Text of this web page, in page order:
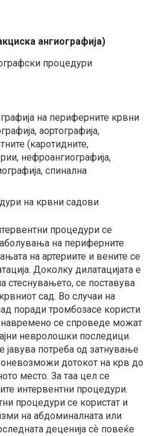
ангиографија)
процедури
на периферните крвни
аортографија,
(каротидните,
нефроангиографија,
спинална
на крвни садови
процедури се
на периферните
на артериите и вените се
Доколку дилатацијата е
стеснувањето, се поставува
сад. Во случаи на
поради тромбозасе користи
навремено се спроведе можат
невролошки последици.
јавува потреба од затнување
дотокот на крв до
место. За таа цел се
интервентни процедури.
процедури се користат и
на абдоминалната или
деценија сѐ повеќе